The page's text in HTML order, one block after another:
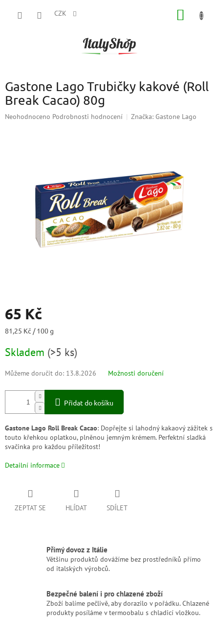
CZK
Gastone Lago Trubičky kakové (Roll
Break Cacao) 80g
Průměrné
Neohodnoceno Podrobnosti hodnocení Značka: Gastone Lago
65 Kč
Měrná
81,25 Kč / 100 g
Skladem (>5 ks)
Můžeme doručit do: 13.8.2026 Možnosti doručení
Přidat do košíku
Gastone Lago Roll Break Cacao: Dopřejte si lahodný kakaový zážitek s
touto křehkou oplatkou, plněnou jemným krémem. Perfektní sladká
svačinka pro každou příležitost!
Detailní informace
ZEPTAT SE HLÍDAT SDÍLET
Přímý dovoz z Itálie
Většinu produktů dovážíme bez prostředníků přímo
od italských výrobců.
Bezpečné balení i pro chlazené zboží
Zboží balíme pečlivě, aby dorazilo v pořádku. Chlazené
produkty posíláme v termoobalu s chladicí vložkou.